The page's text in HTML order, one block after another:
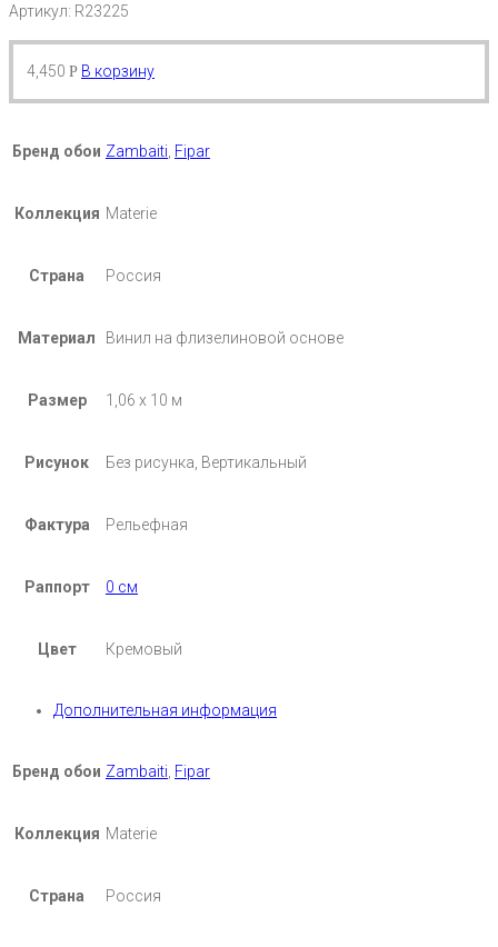
Артикул: R23225
4,450 Р В корзину
Бренд обои Zambaiti Fipar
Коллекция Materie
Страна Россия
Материал Винил на флизелиновой основе
Размер 1,06 х 10 м
Рисунок Без рисунка, Вертикальный
Фактура Рельефная
Раппорт 0 см
Цвет Кремовый
Дополнительная информация
Бренд обои Zambaiti Fipar
Коллекция Materie
Страна Россия